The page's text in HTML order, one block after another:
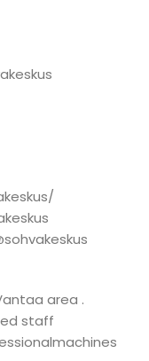
area .
staff